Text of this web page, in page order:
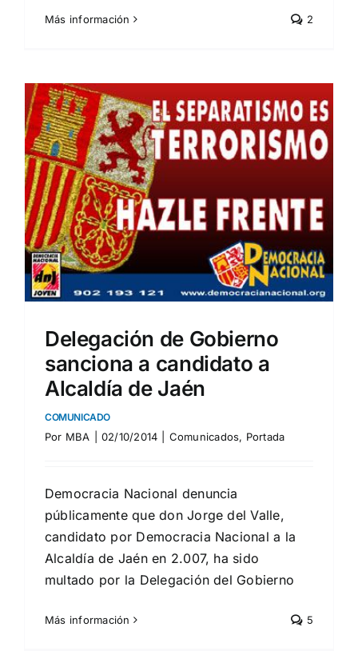
Más información 2
Delegación de Gobierno
sanciona a candidato a
Alcaldía de Jaén
COMUNICADO
Por MBA 02/10/2014 Comunicados, Portada
Democracia Nacional denuncia
públicamente que don Jorge del Valle,
candidato por Democracia Nacional a la
Alcaldía de Jaén en 2.007, ha sido
multado por la Delegación del Gobierno
Más información 5